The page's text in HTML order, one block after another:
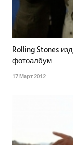
Rolling Stones
фотоалбум
17 Март 2012